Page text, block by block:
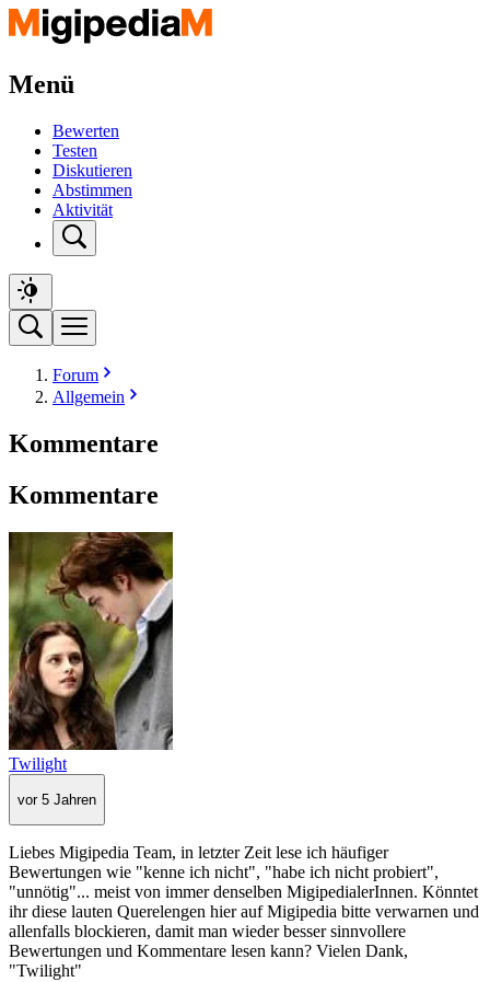
Menü
Bewerten
Testen
Diskutieren
Abstimmen
Aktivität
Forum
Allgemein
Kommentare
Kommentare
Twilight
vor 5 Jahren
Liebes Migipedia Team, in letzter Zeit lese ich häufiger
Bewertungen wie "kenne ich nicht", "habe ich nicht probiert",
"unnötig"... meist von immer denselben MigipedialerInnen. Könntet
ihr diese lauten Querelengen hier auf Migipedia bitte verwarnen und
allenfalls blockieren, damit man wieder besser sinnvollere
Bewertungen und Kommentare lesen kann? Vielen Dank,
"Twilight"